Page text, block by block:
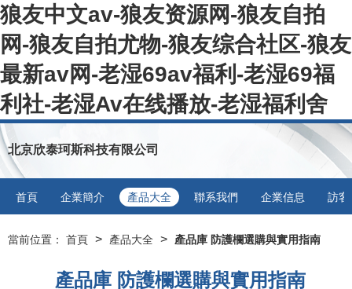
狼友中文av-狼友资源网-狼友自拍
网-狼友自拍尤物-狼友综合社区-狼友
最新av网-老湿69av福利-老湿69福
利社-老湿Av在线播放-老湿福利舍
北京欣泰珂斯科技有限公司
首頁 企業簡介 產品大全 聯系我們 企業信息 訪客
當前位置： 首頁 > 產品大全 > 產品庫 防護欄選購與實用指南
產品庫 防護欄選購與實用指南